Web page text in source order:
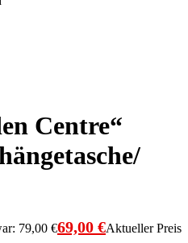
Centre“
79,00 €69,00 €Aktueller Preis